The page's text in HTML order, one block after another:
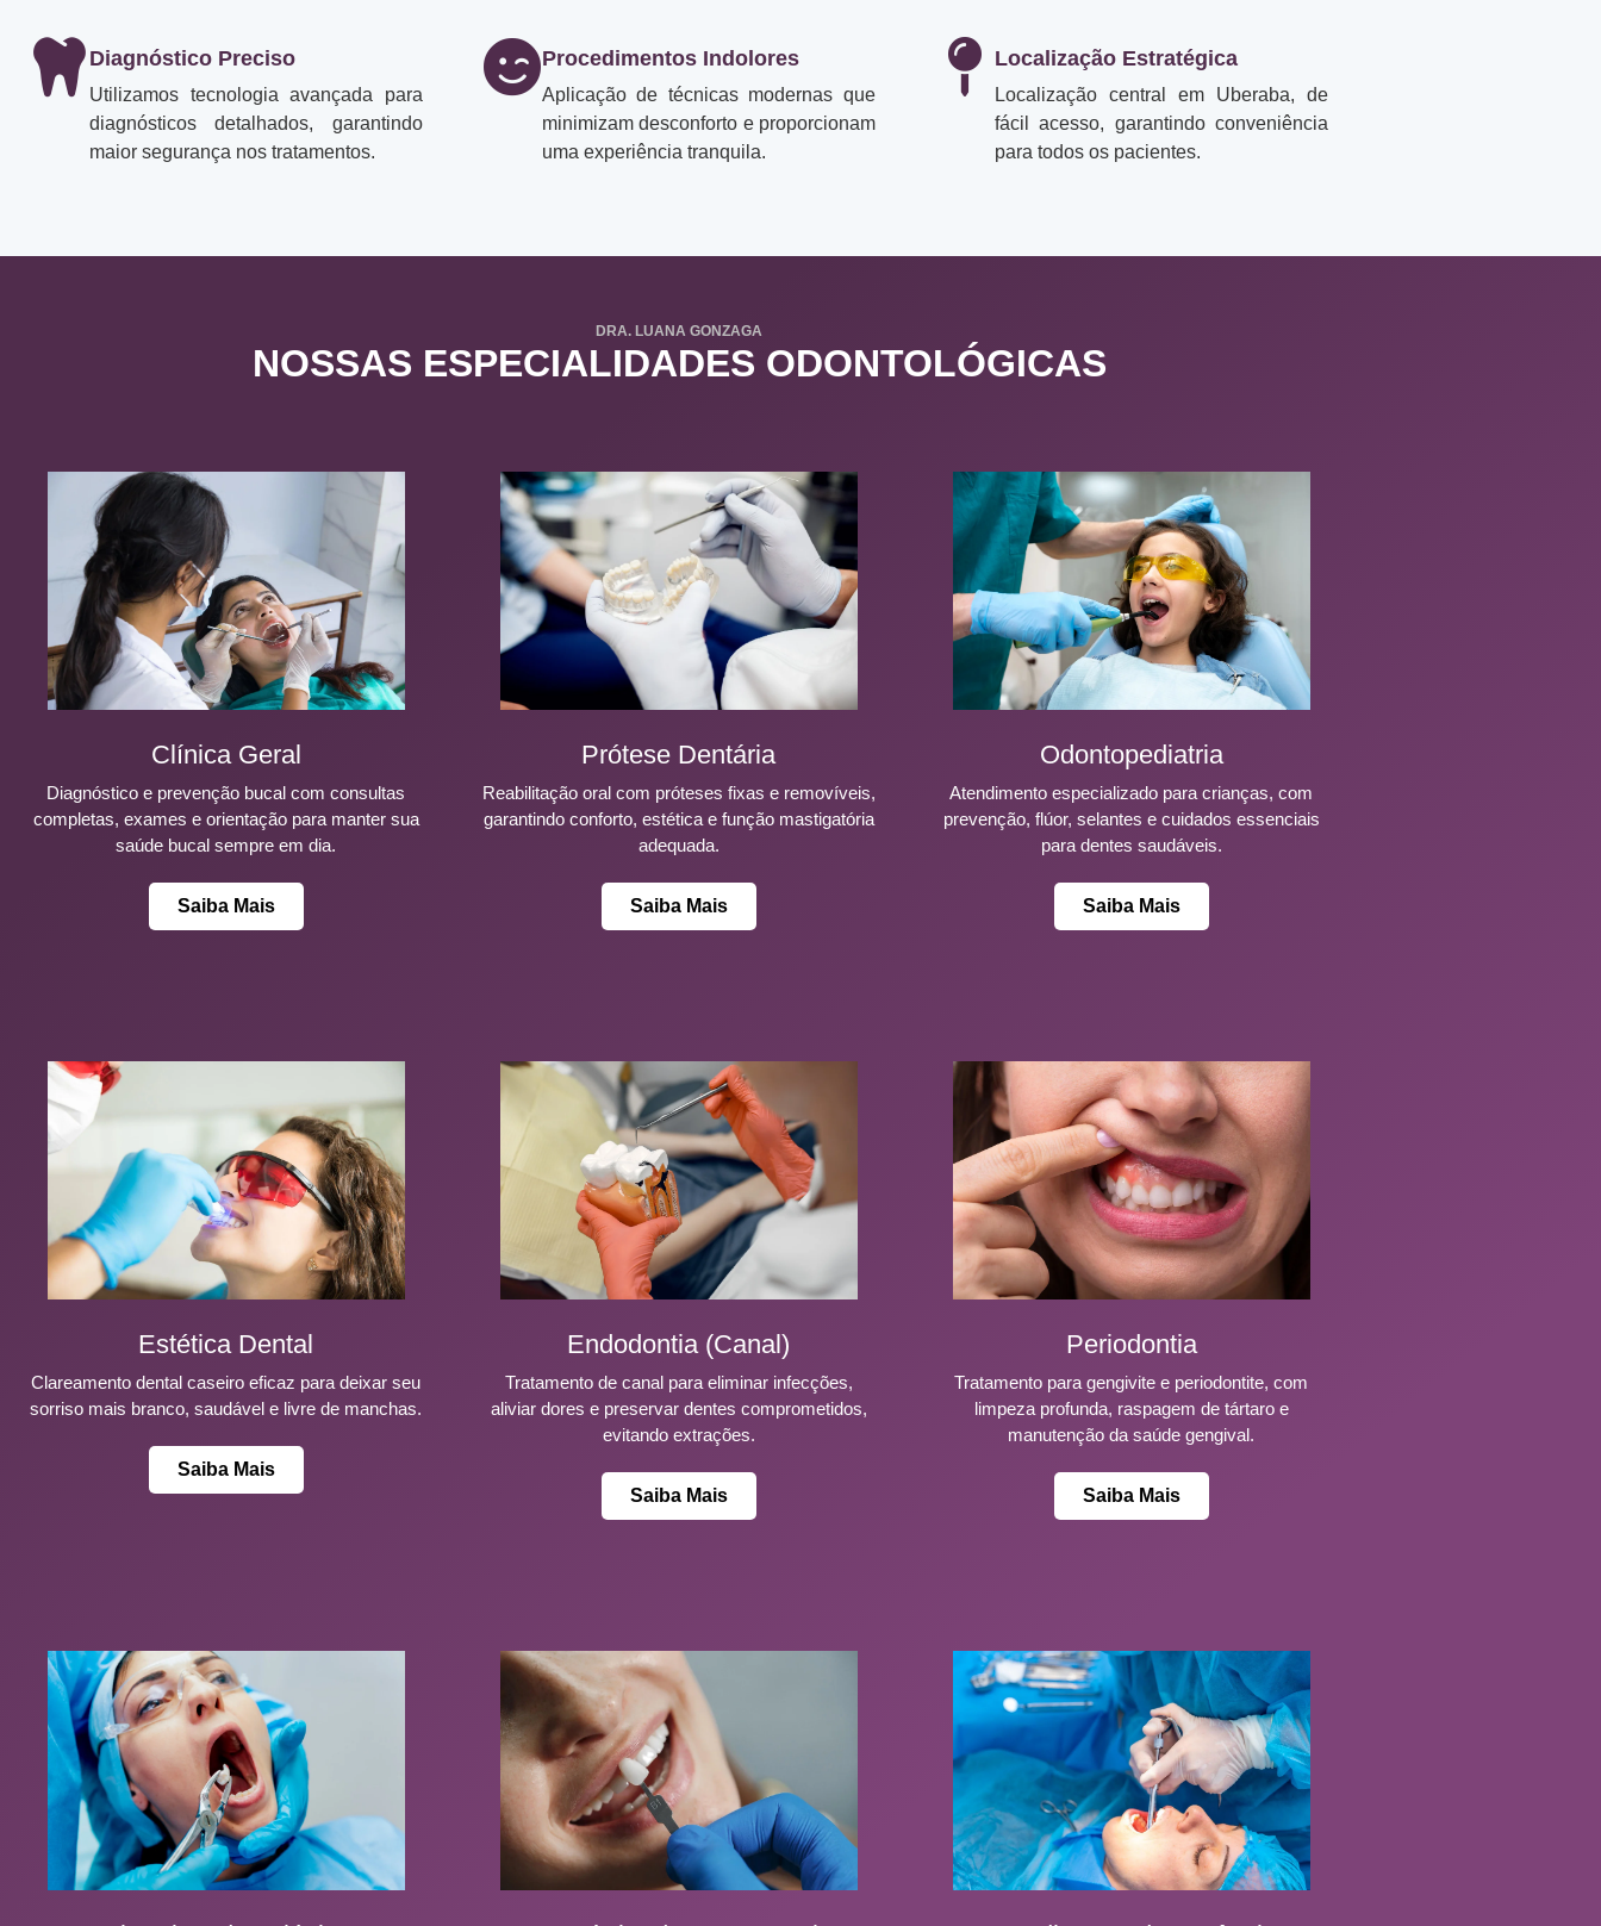
Diagnóstico Preciso
Utilizamos tecnologia avançada para
diagnósticos detalhados, garantindo
maior segurança nos tratamentos.
Procedimentos Indolores
Aplicação de técnicas modernas que
minimizam desconforto e proporcionam
uma experiência tranquila.
Localização Estratégica
Localização central em Uberaba, de
fácil acesso, garantindo conveniência
para todos os pacientes.
DRA. LUANA GONZAGA
NOSSAS ESPECIALIDADES ODONTOLÓGICAS
Clínica Geral
Diagnóstico e prevenção bucal com consultas
completas, exames e orientação para manter sua
saúde bucal sempre em dia.
Saiba Mais
Prótese Dentária
Reabilitação oral com próteses fixas e removíveis,
garantindo conforto, estética e função mastigatória
adequada.
Saiba Mais
Odontopediatria
Atendimento especializado para crianças, com
prevenção, flúor, selantes e cuidados essenciais
para dentes saudáveis.
Saiba Mais
Estética Dental
Clareamento dental caseiro eficaz para deixar seu
sorriso mais branco, saudável e livre de manchas.
Saiba Mais
Endodontia (Canal)
Tratamento de canal para eliminar infecções,
aliviar dores e preservar dentes comprometidos,
evitando extrações.
Saiba Mais
Periodontia
Tratamento para gengivite e periodontite, com
limpeza profunda, raspagem de tártaro e
manutenção da saúde gengival.
Saiba Mais